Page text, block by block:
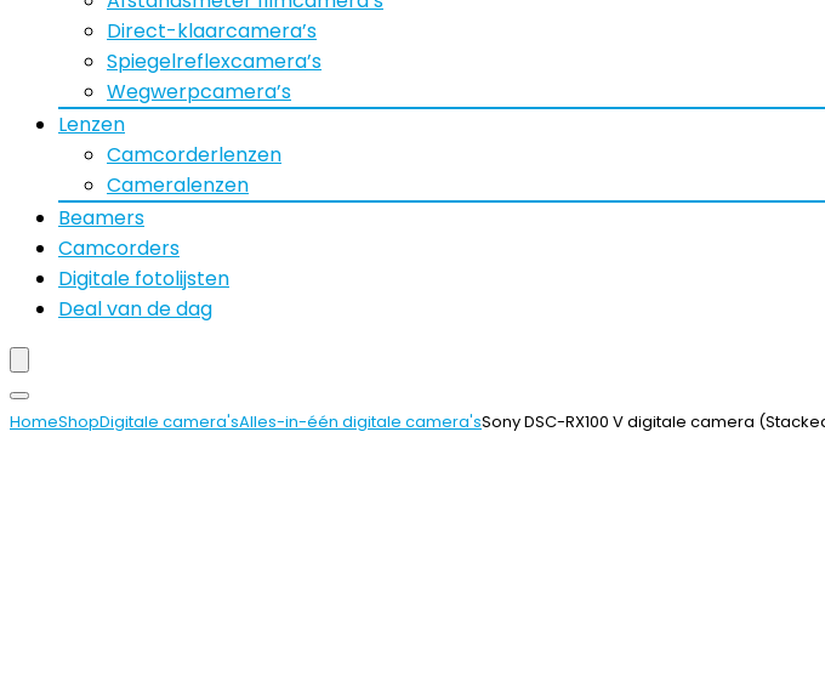
Direct-klaarcamera’s
Spiegelreflexcamera’s
Wegwerpcamera’s
Lenzen
Camcorderlenzen
Cameralenzen
Beamers
Camcorders
Digitale fotolijsten
Deal van de dag
HomeShopDigitale camera'sAlles-in-één digitale camera'sSony DSC-RX100 V digitale camera